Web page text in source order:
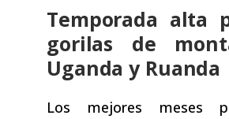
Temporada alta
gorilas de
Uganda y Ruanda
Los mejores meses